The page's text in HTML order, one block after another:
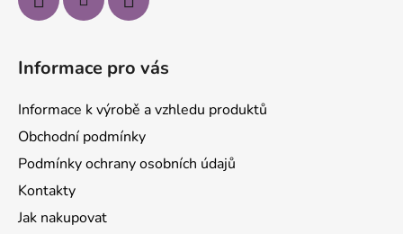
Informace pro vás
Informace k výrobě a vzhledu produktů
Obchodní podmínky
Podmínky ochrany osobních údajů
Kontakty
Jak nakupovat